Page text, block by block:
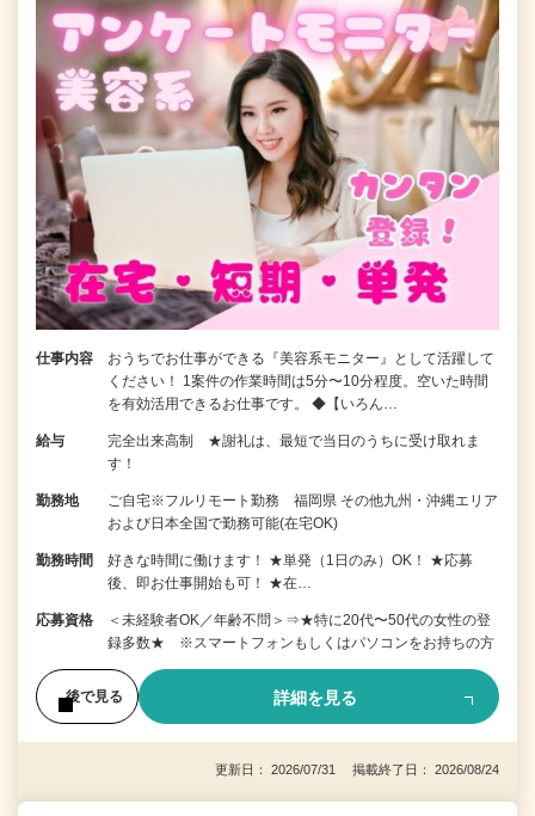
仕事内容
おうちでお仕事ができる『美容系モニター』として活躍して
ください！ 1案件の作業時間は5分〜10分程度。空いた時間
を有効活用できるお仕事です。 ◆【いろん…
給与
完全出来高制 ★謝礼は、最短で当日のうちに受け取れま
す！
勤務地
ご自宅※フルリモート勤務 福岡県 その他九州・沖縄エリア
および日本全国で勤務可能(在宅OK)
勤務時間
好きな時間に働けます！ ★単発（1日のみ）OK！ ★応募
後、即お仕事開始も可！ ★在…
応募資格
＜未経験者OK／年齢不問＞⇒★特に20代〜50代の女性の登
録多数★ ※スマートフォンもしくはパソコンをお持ちの方
後で見る 詳細を見る
更新日： 2026/07/31 掲載終了日： 2026/08/24